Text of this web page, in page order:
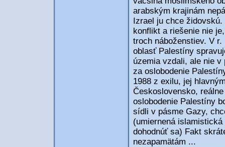
arabským krajinám
Izrael ju chce
konflikt a riešenie nie
troch náboženstiev. V
oblasť Palestíny
územia vzdali, ale nie
za oslobodenie
1988 z exilu, jej
Československo,
oslobodenie Palestíny
sídli v pásme Gazy,
(umiernená
dohodnúť sa) Fakt
nezapamätám ...